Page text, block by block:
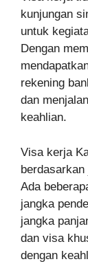
kunjungan
untuk
Dengan
rekening
dan
keahlian.
Visa kerja
Ada
jangka
jangka
dan visa
dengan